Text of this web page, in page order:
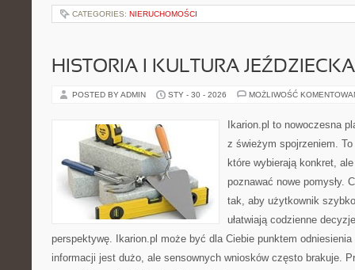
CATEGORIES: NIERUCHOMOŚCI
HISTORIA I KULTURA JEŹDZIECKA
POSTED BY ADMIN STY - 30 - 2026 MOŻLIWOŚĆ
Ikarion.pl to nowoczesna
z świeżym spojrzeniem.
które wybierają konkret,
poznawać nowe pomysły.
tak, aby użytkownik
ułatwiają codzienne
perspektywę. Ikarion.pl może być dla Ciebie punktem
informacji jest dużo, ale sensownych wniosków często brakuje.